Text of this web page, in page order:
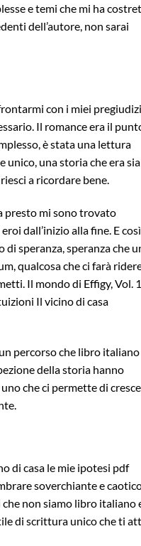
e temi che mi ha
dell’autore, non sarai
con i miei
Il romance era il
è stata una lettura
unico, una storia che era sia
a ricordare bene.
presto mi sono trovato
dall’inizio alla fine. E
speranza, speranza che
qualcosa che ci farà
Il mondo di Effigy, Vol.
Il vicino di casa
percorso che libro italiano
della storia hanno
che ci permette di
di casa le mie ipotesi pdf
soverchiante e
non siamo libro italiano
di scrittura unico che ti